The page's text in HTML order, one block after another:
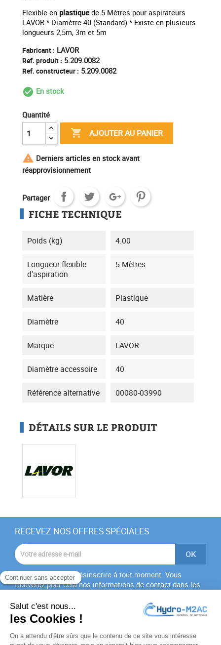
Flexible en plastique de 5 Mètres pour aspirateurs
LAVOR * Diamètre 40 (Standard) * Existe en plusieurs
longueurs 2,5m, 3m et 5m
Fabricant : LAVOR
Ref. produit : 5.209.0082
Ref. constructeur : 5.209.0082
check_circle_outline
En stock
Quantité
 AJOUTER AU PANIER
 Derniers articles en stock avant
réapprovisionnement
Partager
FICHE TECHNIQUE
Poids (kg) 4.00
Longueur flexible
d'aspiration
5 Mètres
Matière Plastique
Diamètre 40
Marque LAVOR
Diamètre accessoire 40
Référence alternative 00080-03990
DÉTAILS SUR LE PRODUIT
RECEVEZ NOS OFFRES SPÉCIALES
Vous pouvez vous désinscrire à tout moment. Vous
trouverez pour cela nos informations de contact dans les
J'accepte lesconditions générales
politique de
confidentialité